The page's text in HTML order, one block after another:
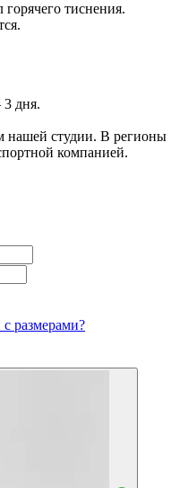
тиснения.
3 дня.
нашей студии. В регионы
компанией.
размерами?